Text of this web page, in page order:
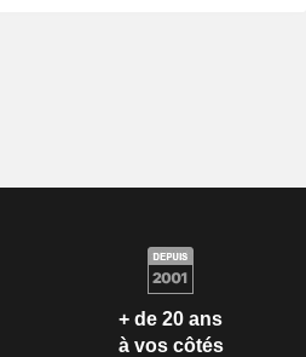
+ de 20 ans
à vos côtés